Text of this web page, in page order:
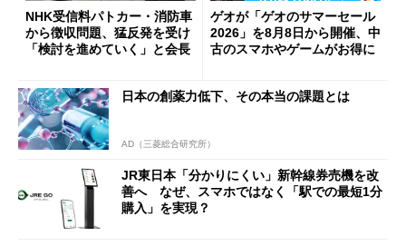
NHK受信料パトカー・消防車
から徴収問題、猛反発を受け
「検討を進めていく」と会長
ゲオが「ゲオのサマーセール
2026」を8月8日から開催、中
古のスマホやゲームがお得に
日本の創薬力低下、その本当の課題とは
AD（三菱総合研究所）
JR東日本「分かりにくい」新幹線券売機を改
善へ なぜ、スマホではなく「駅での最短1分
購入」を実現？